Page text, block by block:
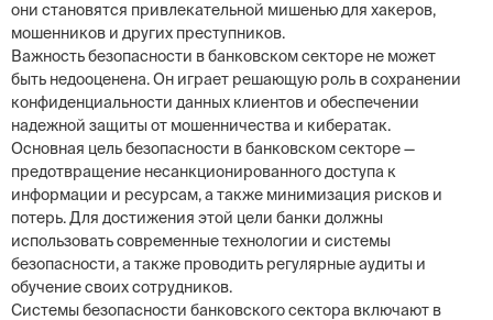
они становятся привлекательной мишенью для хакеров,
мошенников и других преступников.
Важность безопасности в банковском секторе не может
быть недооценена. Он играет решающую роль в сохранении
конфиденциальности данных клиентов и обеспечении
надежной защиты от мошенничества и кибератак.
Основная цель безопасности в банковском секторе —
предотвращение несанкционированного доступа к
информации и ресурсам, а также минимизация рисков и
потерь. Для достижения этой цели банки должны
использовать современные технологии и системы
безопасности, а также проводить регулярные аудиты и
обучение своих сотрудников.
Системы безопасности банковского сектора включают в